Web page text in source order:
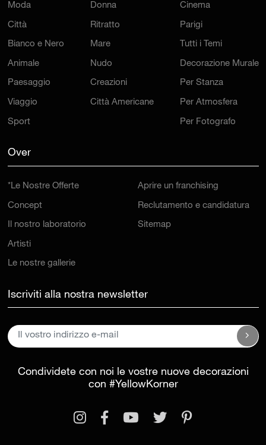
Moda
Città
Bianco e Nero
Animale
Paesaggio
Viaggio
Sport
Donna
Ritratto
Mare
Nudo
Creazioni
Città Americane
Cinema
Parigi
Tutti i Temi
Decorazione Murale
Per Stanza
Per Atmosfera
Per Fotografo
Over
*Le Nostre Offerte
Concept
Il nostro laboratorio
Artisti
Le nostre gallerie
Aprire un franchising
Reclutamento e candidatura
Sitemap
Iscriviti alla nostra newsletter
Condividete con noi le vostre nuove decorazioni
con #YellowKorner